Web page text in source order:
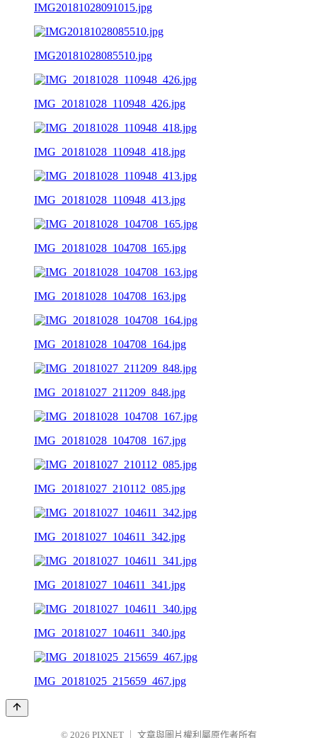
IMG20181028091015.jpg
IMG20181028085510.jpg
IMG_20181028_110948_426.jpg
IMG_20181028_110948_418.jpg
IMG_20181028_110948_413.jpg
IMG_20181028_104708_165.jpg
IMG_20181028_104708_163.jpg
IMG_20181028_104708_164.jpg
IMG_20181027_211209_848.jpg
IMG_20181028_104708_167.jpg
IMG_20181027_210112_085.jpg
IMG_20181027_104611_342.jpg
IMG_20181027_104611_341.jpg
IMG_20181027_104611_340.jpg
IMG_20181025_215659_467.jpg
© 2026 PIXNET 文章與圖片權利屬原作者所有